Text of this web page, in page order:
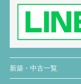
新築・中古一覧